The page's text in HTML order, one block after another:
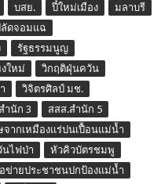
บสย. ปี๋ใหม่เมือง
มลาบรี
ลัดจอมแฉ
รัฐธรรมนูญ
ใหม่
วิกฤติฝุ่นควัน
วิจิตรศิลป์ มช.
ำนัก 3
สสส.สำนัก 5
จากเหมืองแร่ปนเปื้อนแม่น้ำ
ไฟป่า
หัวคิวบัตรชมพู
อข่ายประชาชนปกป้องแม่น้ำ